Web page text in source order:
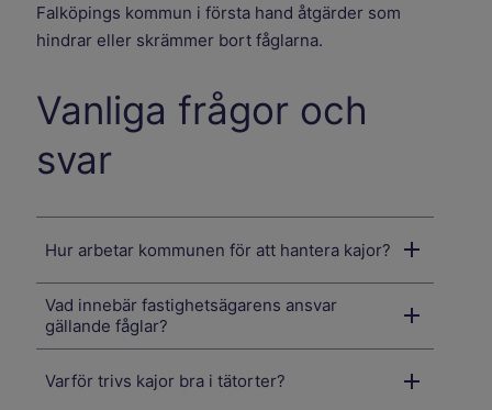
Falköpings kommun i första hand åtgärder som
hindrar eller skrämmer bort fåglarna.
Vanliga frågor och
svar
Hur arbetar kommunen för att hantera kajor?
Vad innebär fastighetsägarens ansvar
gällande fåglar?
Varför trivs kajor bra i tätorter?